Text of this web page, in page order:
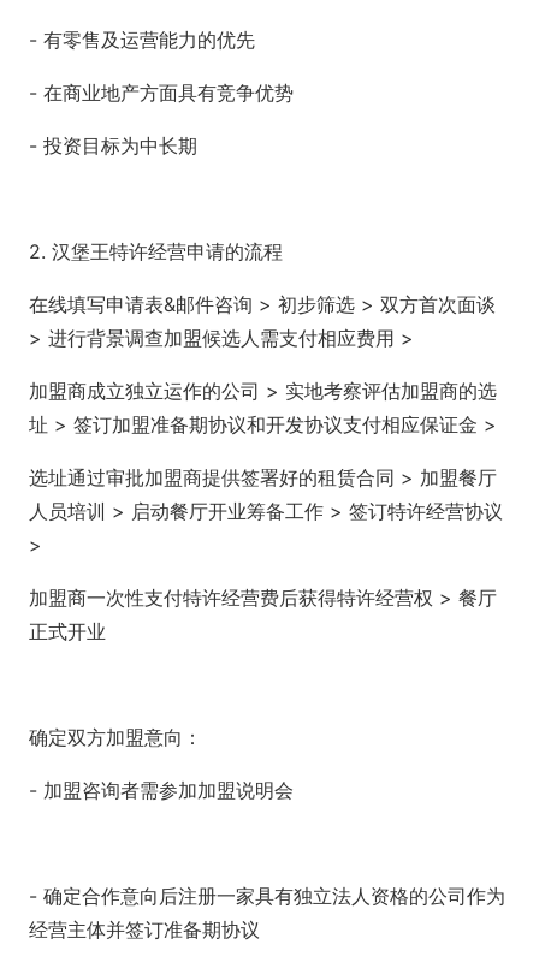
- 有零售及运营能力的优先
- 在商业地产方面具有竞争优势
- 投资目标为中长期
2. 汉堡王特许经营申请的流程
在线填写申请表&邮件咨询 > 初步筛选 > 双方首次面谈
> 进行背景调查加盟候选人需支付相应费用 >
加盟商成立独立运作的公司 > 实地考察评估加盟商的选
址 > 签订加盟准备期协议和开发协议支付相应保证金 >
选址通过审批加盟商提供签署好的租赁合同 > 加盟餐厅
人员培训 > 启动餐厅开业筹备工作 > 签订特许经营协议
>
加盟商一次性支付特许经营费后获得特许经营权 > 餐厅
正式开业
确定双方加盟意向：
- 加盟咨询者需参加加盟说明会
- 确定合作意向后注册一家具有独立法人资格的公司作为
经营主体并签订准备期协议